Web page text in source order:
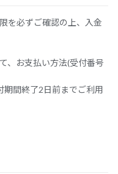
を必ずご確認の上、入金
、お支払い方法(受付番号
間終了2日前までご利用